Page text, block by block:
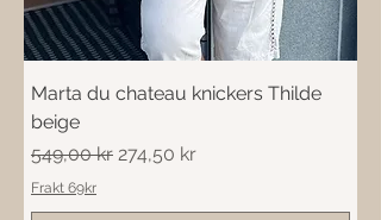
Marta du chateau knickers Thilde
beige
Ordinarie pris
549,00 kr Reapris
274,50 kr
Frakt 69kr